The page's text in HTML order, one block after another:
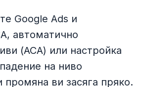
Google Ads и
автоматично
(ACA) или настройка
на ниво
промяна ви засяга пряко.